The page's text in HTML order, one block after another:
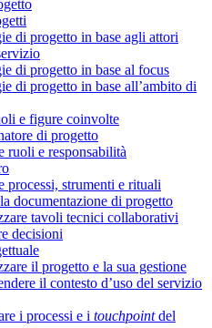
di progetto in base agli attori
di progetto in base al focus
di progetto in base all’ambito di
e figure coinvolte
di progetto
ruoli e responsabilità
processi, strumenti e rituali
documentazione di progetto
tavoli tecnici collaborativi
decisioni
il progetto e la sua gestione
il contesto d’uso del servizio
i processi e i touchpointdel